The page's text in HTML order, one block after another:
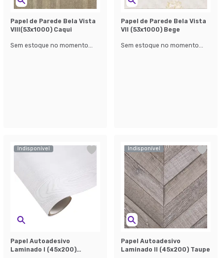
Papel de Parede Bela Vista
Vlll(53x1000) Caqui
Sem estoque no momento...
Papel de Parede Bela Vista
Vll (53x1000) Bege
Sem estoque no momento...
Indisponível
Papel Autoadesivo
Laminado l (45x200)
Indisponível
Papel Autoadesivo
Laminado ll (45x200) Taupe